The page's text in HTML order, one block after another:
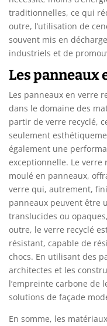
traditionnelles, ce qui
outre, l’utilisation de
souvent mis en
industriels et de
Les panneaux
Les panneaux en verre
dans le domaine des
partir de verre recyclé,
seulement
également une
exceptionnelle. Le verre
moulé en panneaux,
verre qui, autrement,
panneaux peuvent être
translucides ou
outre, le verre recyclé
résistant, capable de
chocs. En utilisant des
architectes et les
l’empreinte carbone de
solutions de façade
En somme, les